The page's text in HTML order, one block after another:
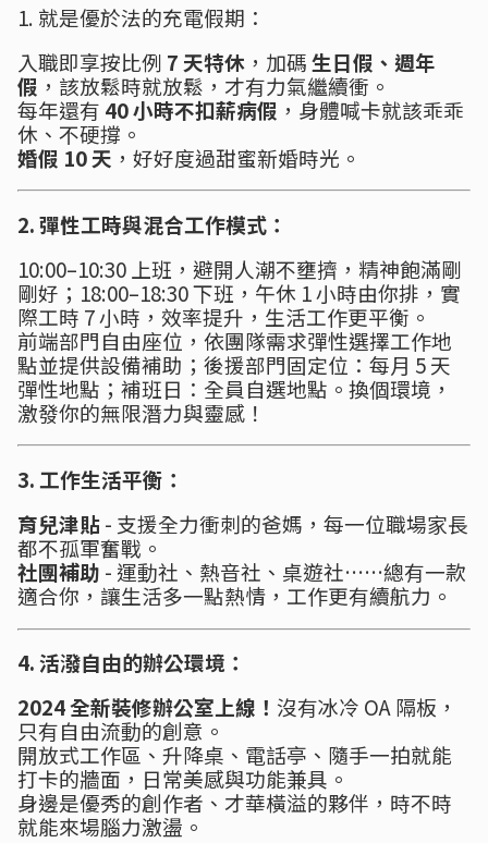
1. 就是優於法的充電假期：
入職即享按比例 7 天特休 ，加碼生日假、週年
假 ，該放鬆時就放鬆，才有力氣繼續衝。
每年還有 40 小時不扣薪病假 ，身體喊卡就該乖乖
休、不硬撐。
婚假 10 天 ，好好度過甜蜜新婚時光。
2. 彈性工時與混合工作模式：
10:00–10:30 上班，避開人潮不壅擠，精神飽滿剛
剛好；18:00–18:30 下班，午休 1 小時由你排，實
際工時 7 小時，效率提升，生活工作更平衡。
前端部門自由座位，依團隊需求彈性選擇工作地
點並提供設備補助；後援部門固定位：每月 5 天
彈性地點；補班日：全員自選地點。換個環境，
激發你的無限潛力與靈感！
3. 工作生活平衡：
育兒津貼- 支援全力衝刺的爸媽，每一位職場家長
都不孤軍奮戰。
社團補助 - 運動社、熱音社、桌遊社……總有一款
適合你，讓生活多一點熱情，工作更有續航力。
4. 活潑自由的辦公環境：
2024 全新裝修辦公室上線！ 沒有冰冷 OA 隔板，
只有自由流動的創意。
開放式工作區、升降桌、電話亭、隨手一拍就能
打卡的牆面，日常美感與功能兼具。
身邊是優秀的創作者、才華橫溢的夥伴，時不時
就能來場腦力激盪。